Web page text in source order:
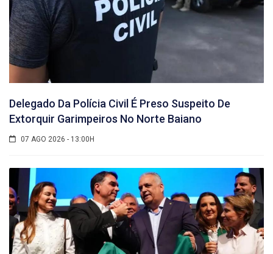
Delegado Da Polícia Civil É Preso Suspeito De
Extorquir Garimpeiros No Norte Baiano
07 AGO 2026 - 13:00H